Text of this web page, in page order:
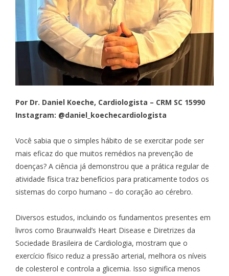
Por Dr. Daniel Koeche, Cardiologista – CRM SC 15990
Instagram: @daniel_koechecardiologista
Você sabia que o simples hábito de se exercitar pode ser
mais eficaz do que muitos remédios na prevenção de
doenças? A ciência já demonstrou que a prática regular de
atividade física traz benefícios para praticamente todos os
sistemas do corpo humano – do coração ao cérebro.
Diversos estudos, incluindo os fundamentos presentes em
livros como Braunwald’s Heart Disease e Diretrizes da
Sociedade Brasileira de Cardiologia, mostram que o
exercício físico reduz a pressão arterial, melhora os níveis
de colesterol e controla a glicemia. Isso significa menos